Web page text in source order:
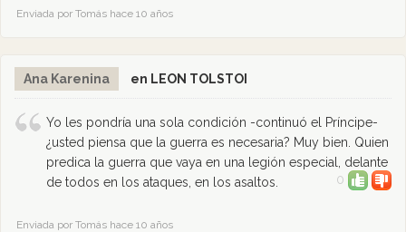
Enviada por Tomás hace 10 años
Ana Karenina en LEON TOLSTOI
Yo les pondría una sola condición -continuó el Príncipe-
¿usted piensa que la guerra es necesaria? Muy bien. Quien
predica la guerra que vaya en una legión especial, delante
de todos en los ataques, en los asaltos.
0
Enviada por Tomás hace 10 años